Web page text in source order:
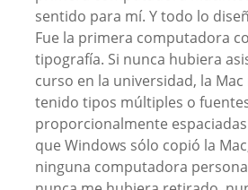
sentido para mí. Y todo lo
Fue la primera computadora
tipografía. Si nunca hubiera
curso en la universidad, la
tenido tipos múltiples o
proporcionalmente
que Windows sólo copió la
ninguna computadora